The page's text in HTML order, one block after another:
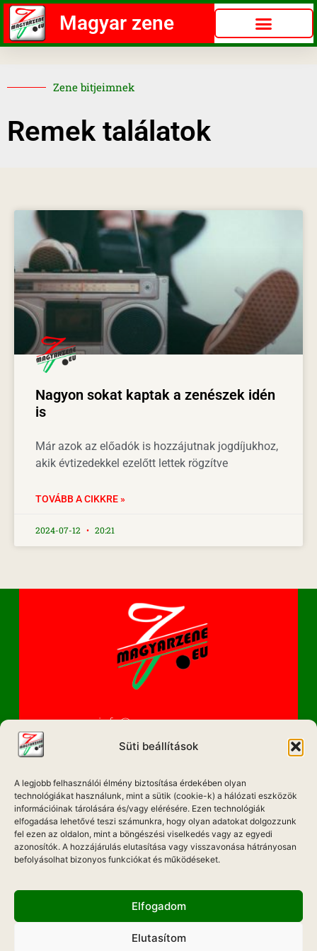
Süti beállítások
A legjobb felhasználói élmény biztosítása érdekében olyan
technológiákat használunk, mint a sütik (cookie-k) a hálózati eszközök
információinak tárolására és/vagy elérésére. Ezen technológiák
elfogadása lehetővé teszi számunkra, hogy olyan adatokat dolgozzunk
fel ezen az oldalon, mint a böngészési viselkedés vagy az egyedi
azonosítók. A hozzájárulás elutasítása vagy visszavonása hátrányosan
befolyásolhat bizonyos funkciókat és működéseket.
Elfogadom
Elutasítom
Magyar zene
Zene bitjeimnek
Remek találatok
Nagyon sokat kaptak a zenészek idén
is
Már azok az előadók is hozzájutnak jogdíjukhoz,
akik évtizedekkel ezelőtt lettek rögzítve
TOVÁBB A CIKKRE »
2024-07-12 20:21
info@magyarzene.eu
IMPRESSZUM
ETIKAI KÓDEX
MÉDIA AJÁNLAT
ADATKEZELÉSI NYILATKOZAT
Hadd Szóljon!